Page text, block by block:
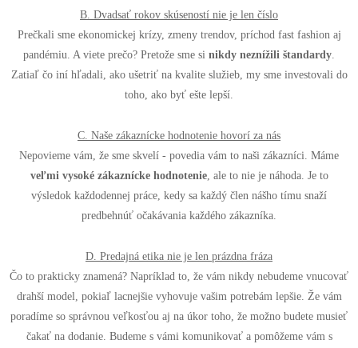
B. Dvadsať rokov skúseností nie je len číslo
Prečkali sme ekonomickej krízy, zmeny trendov, príchod fast fashion aj
pandémiu. A viete prečo? Pretože sme si nikdy neznížili štandardy.
Zatiaľ čo iní hľadali, ako ušetriť na kvalite služieb, my sme investovali do
toho, ako byť ešte lepší.
C. Naše zákaznícke hodnotenie hovorí za nás
Nepovieme vám, že sme skvelí - povedia vám to naši zákazníci. Máme
veľmi vysoké zákaznícke hodnotenie, ale to nie je náhoda. Je to
výsledok každodennej práce, kedy sa každý člen nášho tímu snaží
predbehnúť očakávania každého zákazníka.
D. Predajná etika nie je len prázdna fráza
Čo to prakticky znamená? Napríklad to, že vám nikdy nebudeme vnucovať
drahší model, pokiaľ lacnejšie vyhovuje vašim potrebám lepšie. Že vám
poradíme so správnou veľkosťou aj na úkor toho, že možno budete musieť
čakať na dodanie. Budeme s vámi komunikovať a pomôžeme vám s